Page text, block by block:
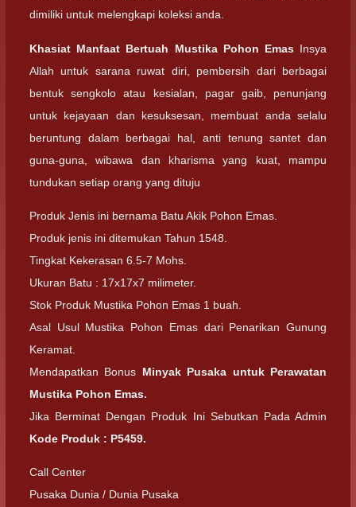
dimiliki untuk melengkapi koleksi anda.
Khasiat Manfaat Bertuah Mustika Pohon Emas Insya
Allah untuk sarana ruwat diri, pembersih dari berbagai
bentuk sengkolo atau kesialan, pagar gaib, penunjang
untuk kejayaan dan kesuksesan, membuat anda selalu
beruntung dalam berbagai hal, anti tenung santet dan
guna-guna, wibawa dan kharisma yang kuat, mampu
tundukan setiap orang yang dituju
Produk Jenis ini bernama Batu Akik Pohon Emas.
Produk jenis ini ditemukan Tahun 1548.
Tingkat Kekerasan 6.5-7 Mohs.
Ukuran Batu : 17x17x7 milimeter.
Stok Produk Mustika Pohon Emas 1 buah.
Asal Usul Mustika Pohon Emas dari Penarikan Gunung
Keramat.
Mendapatkan Bonus Minyak Pusaka untuk Perawatan
Mustika Pohon Emas.
Jika Berminat Dengan Produk Ini Sebutkan Pada Admin
Kode Produk : P5459.
Call Center
Pusaka Dunia / Dunia Pusaka